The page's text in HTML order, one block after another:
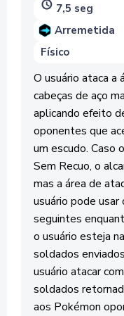
7,5 seg
Arremetida
Físico
O usuário ataca a
cabeças de aço
aplicando efeito
oponentes que
um escudo. Caso
Sem Recuo, o
mas a área de
usuário pode
seguintes
o usuário esteja
soldados
usuário atacar
soldados
aos Pokémon